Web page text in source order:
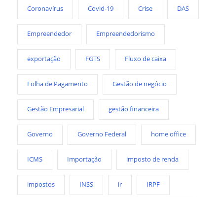
Coronavírus Covid-19 Crise DAS
Empreendedor Empreendedorismo
exportação FGTS Fluxo de caixa
Folha de Pagamento Gestão de negócio
Gestão Empresarial gestão financeira
Governo Governo Federal home office
ICMS Importação imposto de renda
impostos INSS ir IRPF